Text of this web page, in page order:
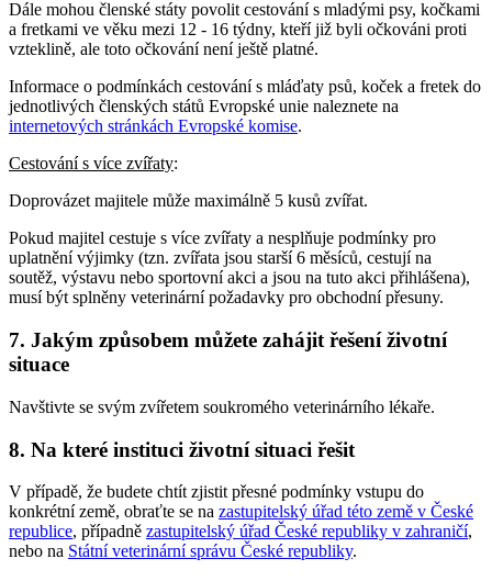
Dále mohou členské státy povolit cestování s mladými psy, kočkami
a fretkami ve věku mezi 12 - 16 týdny, kteří již byli očkováni proti
vzteklině, ale toto očkování není ještě platné.
Informace o podmínkách cestování s mláďaty psů, koček a fretek do
jednotlivých členských států Evropské unie naleznete na
internetových stránkách Evropské komise.
Cestování s více zvířaty:
Doprovázet majitele může maximálně 5 kusů zvířat.
Pokud majitel cestuje s více zvířaty a nesplňuje podmínky pro
uplatnění výjimky (tzn. zvířata jsou starší 6 měsíců, cestují na
soutěž, výstavu nebo sportovní akci a jsou na tuto akci přihlášena),
musí být splněny veterinární požadavky pro obchodní přesuny.
7. Jakým způsobem můžete zahájit řešení životní
situace
Navštivte se svým zvířetem soukromého veterinárního lékaře.
8. Na které instituci životní situaci řešit
V případě, že budete chtít zjistit přesné podmínky vstupu do
konkrétní země, obraťte se na zastupitelský úřad této země v České
republice, případně zastupitelský úřad České republiky v zahraničí,
nebo na Státní veterinární správu České republiky.